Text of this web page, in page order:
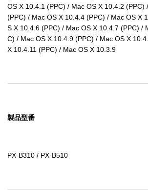
OS X 10.4.1 (PPC) / Mac OS X 10.4.2 (PPC)
(PPC) / Mac OS X 10.4.4 (PPC) / Mac OS X
S X 10.4.6 (PPC) / Mac OS X 10.4.7 (PPC) /
C) / Mac OS X 10.4.9 (PPC) / Mac OS X
X 10.4.11 (PPC) / Mac OS X 10.3.9
製品型番
PX-B310 / PX-B510